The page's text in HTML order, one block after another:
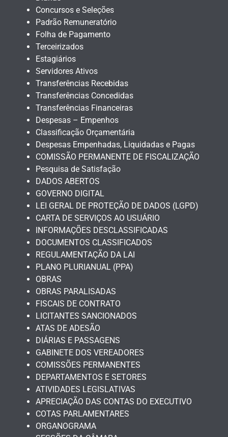
Concursos e Seleções
Padrão Remuneratório
Folha de Pagamento
Terceirizados
Estagiários
Servidores Ativos
Transferências Recebidas
Transferências Concedidas
Transferências Financeiras
Despesas – Empenhos
Classificação Orçamentária
Despesas Empenhadas, Liquidadas e Pagas
COMISSÃO PERMANENTE DE FISCALIZAÇÃO
Pesquisa de Satisfação
DADOS ABERTOS
GOVERNO DIGITAL
LEI GERAL DE PROTEÇÃO DE DADOS (LGPD)
CARTA DE SERVIÇOS AO USUÁRIO
INFORMAÇÕES DESCLASSIFICADAS
DOCUMENTOS CLASSIFICADOS
REGULAMENTAÇÃO DA LAI
PLANO PLURIANUAL (PPA)
OBRAS
OBRAS PARALISADAS
FISCAIS DE CONTRATO
LICITANTES SANCIONADOS
ATAS DE ADESÃO
DIÁRIAS E PASSAGENS
GABINETE DOS VEREADORES
COMISSÕES PERMANENTES
DEPARTAMENTOS E SETORES
ATIVIDADES LEGISLATIVAS
APRECIAÇÃO DAS CONTAS DO EXECUTIVO
COTAS PARLAMENTARES
ORGANOGRAMA